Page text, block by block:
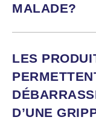
MALADE?
LES
D’UNE